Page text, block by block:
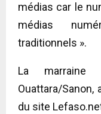
médias car le
médias
traditionnels ».
La marraine
Ouattara/
du site